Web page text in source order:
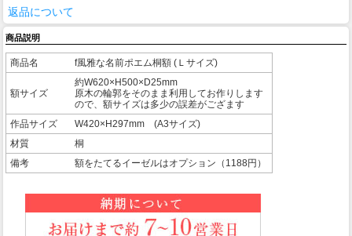
返品について
商品説明
商品名 f風雅な名前ポエム桐額 (Ｌサイズ)
額サイズ
約W620×H500×D25mm
原木の輪郭をそのまま利用してお作りします
ので、額サイズは多少の誤差がござます
作品サイズ
W420×H297mm (A3サイズ)
材質
桐
備考
額をたてるイーゼルはオプション（1188円）